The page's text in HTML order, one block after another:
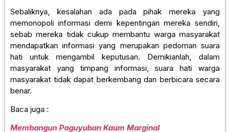
Sebaliknya, kesalahan ada pada pihak mereka yang
memonopoli informasi demi kepentingan mereka sendiri,
sebab mereka tidak cukup membantu warga masyarakat
mendapatkan informasi yang merupakan pedoman suara
hati untuk mengambil keputusan. Demikianlah, dalam
masyarakat yang timpang informasi, suara hati warga
masyarakat tidak dapat berkembang dan berbicara secara
benar.
Baca juga :
Membangun Paguyuban Kaum Marginal